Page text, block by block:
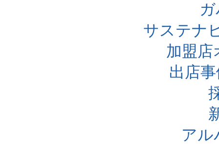
サステナ
加盟店
出店
アル